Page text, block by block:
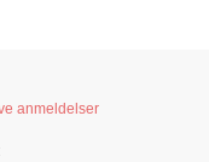
anmeldelser